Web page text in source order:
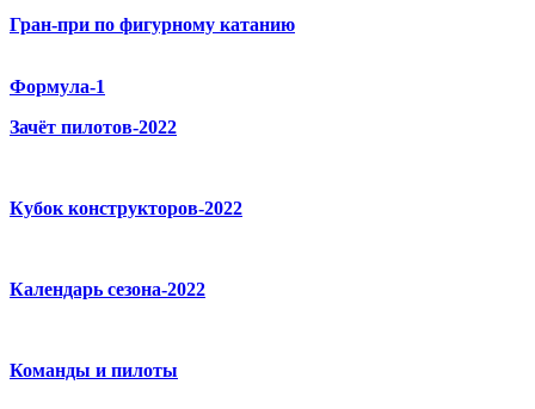
Гран-при по фигурному катанию
Формула-1
Зачёт пилотов-2022
Кубок конструкторов-2022
Календарь сезона-2022
Команды и пилоты